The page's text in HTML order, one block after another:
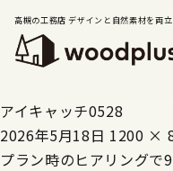
高槻の工務店 デザインと自然素材を両
アイキャッチ0528
2026年5月18日 1200 ×
プラン時のヒアリングで